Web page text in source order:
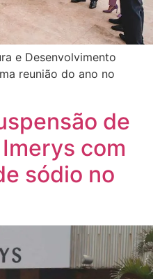
e Desenvolvimento
reunião do ano no
de
com
sódio no